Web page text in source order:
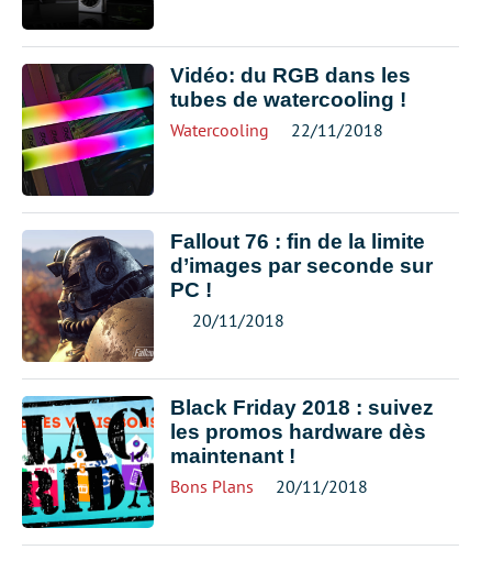
Vidéo: du RGB dans les
tubes de watercooling !
Watercooling 22/11/2018
Fallout 76 : fin de la limite
d’images par seconde sur
PC !
20/11/2018
Black Friday 2018 : suivez
les promos hardware dès
maintenant !
Bons Plans 20/11/2018